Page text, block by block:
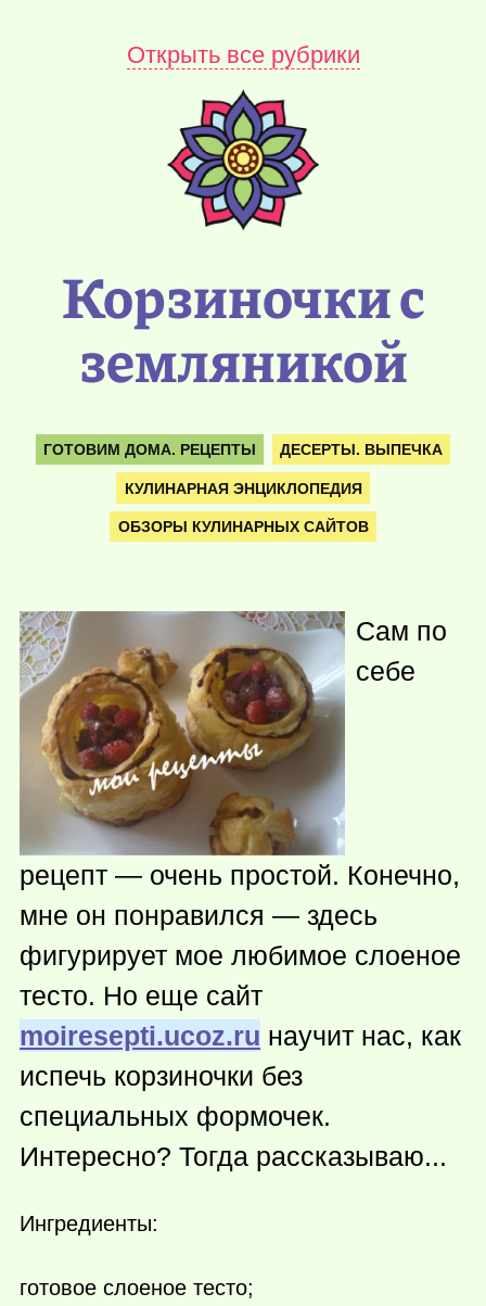
Открыть все рубрики
Корзиночки с
земляникой
ГОТОВИМ ДОМА. РЕЦЕПТЫ ДЕСЕРТЫ. ВЫПЕЧКА
КУЛИНАРНАЯ ЭНЦИКЛОПЕДИЯ
ОБЗОРЫ КУЛИНАРНЫХ САЙТОВ
Сам по
себе
рецепт — очень простой. Конечно,
мне он понравился — здесь
фигурирует мое любимое слоеное
тесто. Но еще сайт
moiresepti.ucoz.ru научит нас, как
испечь корзиночки без
специальных формочек.
Интересно? Тогда рассказываю...
Ингредиенты:
готовое слоеное тесто;